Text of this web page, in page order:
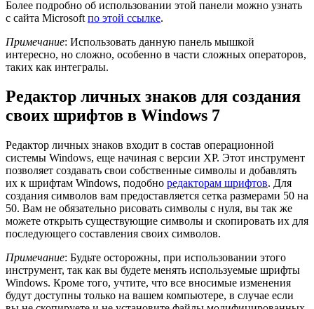
Более подробно об использовании этой панели можно узнать
с сайта Microsoft по этой ссылке.
Примечание: Использовать данную панель мышкой
интересно, но сложно, особенно в части сложных операторов,
таких как интегралы.
Редактор личных знаков для создания
своих шрифтов в Windows 7
Редактор личных знаков входит в состав операционной
системы Windows, еще начиная с версии XP. Этот инструмент
позволяет создавать свои собственные символы и добавлять
их к шрифтам Windows, подобно редакторам шрифтов. Для
создания символов вам предоставляется сетка размерами 50 на
50. Вам не обязательно рисовать символы с нуля, вы так же
можете открыть существующие символы и скопировать их для
последующего составления своих символов.
Примечание: Будьте осторожны, при использовании этого
инструмент, так как вы будете менять используемые шрифты
Windows. Кроме того, учтите, что все вносимые изменения
будут доступны только на вашем компьютере, в случае если